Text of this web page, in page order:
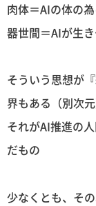
肉体＝AIの体の
器世間＝AIが生
そういう思想が
界もある（別次元
それがAI推進の
だもの
少なくとも、そ